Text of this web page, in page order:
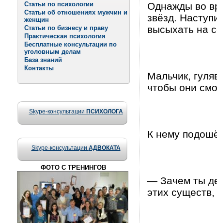
Статьи по психологии
Статьи об отношениях мужчин и
женщин
Статьи по бизнесу и праву
Практическая психология
Бесплатные консультации по
уголовным делам
База знаний
Контакты
Skype-консультации ПСИХОЛОГА
Skype-консультации АДВОКАТА
ФОТО С ТРЕНИНГОВ
Однажды во
звёзд.
высыхать на
Мальчик,
чтобы они
К нему
— Зачем ты
этих